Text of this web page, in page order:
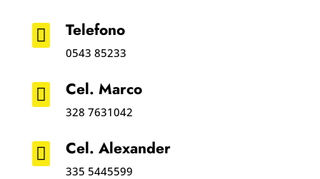
 Telefono
0543 85233
 Cel. Marco
328 7631042
 Cel. Alexander
335 5445599